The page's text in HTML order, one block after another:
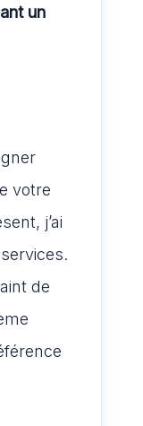
un
votre
j’ai
de